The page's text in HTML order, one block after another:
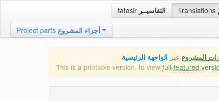
tafasir التفاسيــر Translations
Project parts أجزاء المشروع
المشروع عبر الواجهة الرئيسية
This is a printable version, to view full-featured